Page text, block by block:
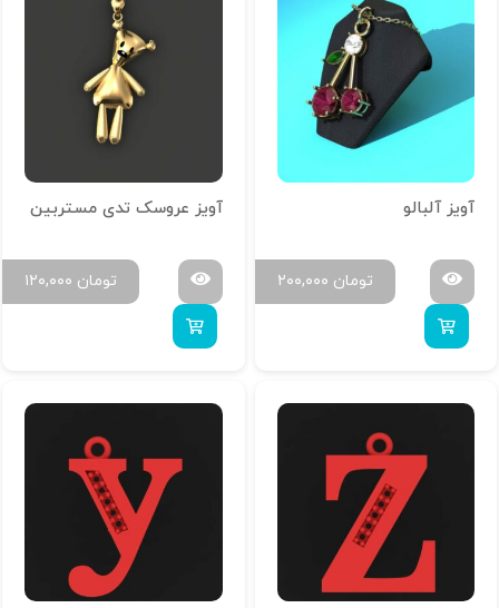
آویز آلبالو
۲۰۰,۰۰۰ تومان
آویز عروسک تدی مستربین
۱۲۰,۰۰۰ تومان